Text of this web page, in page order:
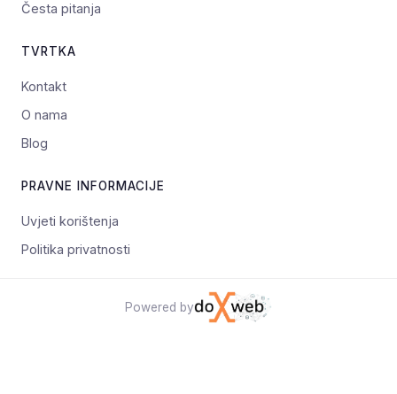
Česta pitanja
TVRTKA
Kontakt
O nama
Blog
PRAVNE INFORMACIJE
Uvjeti korištenja
Politika privatnosti
Powered by